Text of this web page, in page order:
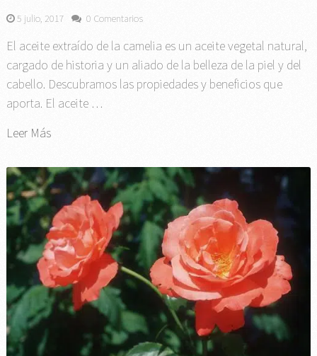
5 julio, 2017 0 Comentarios
El aceite extraído de la camelia es un aceite vegetal natural,
cargado de historia y un aliado de la belleza de la piel y del
cabello. Descubramos las propiedades y beneficios que
aporta. El aceite …
Leer Más